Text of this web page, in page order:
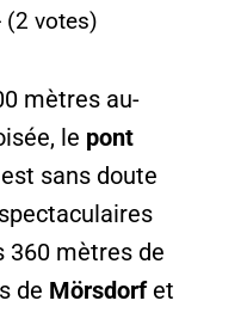
(2 votes)
mètres au-
le pont
sans doute
360 mètres de
de Mörsdorfet